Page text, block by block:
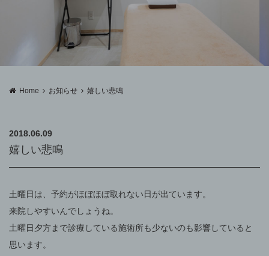
Home お知らせ 嬉しい悲鳴
2018.06.09
嬉しい悲鳴
土曜日は、予約がほぼほぼ取れない日が出ています。
来院しやすいんでしょうね。
土曜日夕方まで診療している施術所も少ないのも影響していると
思います。